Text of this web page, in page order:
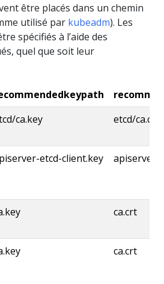
être placés dans un chemin
utilisé par kubeadm). Les
spécifiés à l’aide des
quel que soit leur
ca.key etcd/ca.crt
etcd-client.key apiserver-
ca.crt
ca.crt